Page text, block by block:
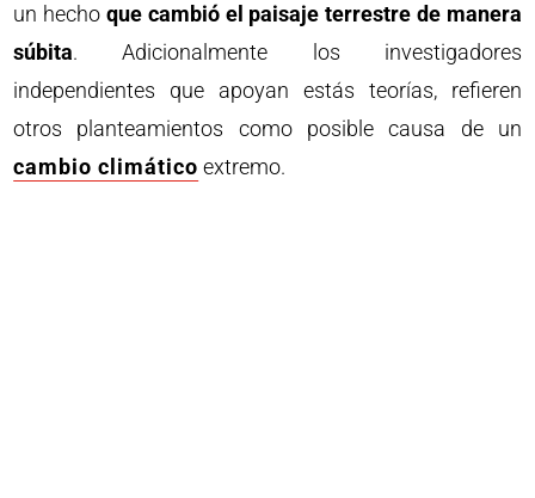
un hecho que cambió el paisaje terrestre de manera
súbita. Adicionalmente los investigadores
independientes que apoyan estás teorías, refieren
otros planteamientos como posible causa de un
cambio climático extremo.